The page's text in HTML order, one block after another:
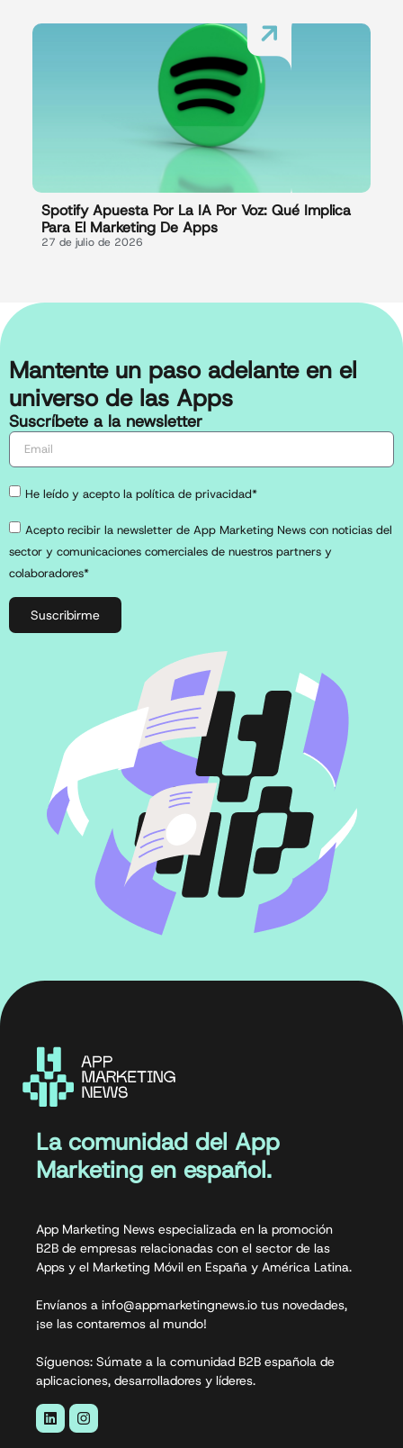
Spotify Apuesta Por La IA Por Voz: Qué Implica
Para El Marketing De Apps
27 de julio de 2026
Mantente un paso adelante en el
universo de las Apps
Suscríbete a la newsletter
He leído y acepto la política de privacidad*
Acepto recibir la newsletter de App Marketing News con noticias del
sector y comunicaciones comerciales de nuestros partners y
colaboradores*
Suscribirme
La comunidad del App
Marketing en español.
App Marketing News especializada en la promoción
B2B de empresas relacionadas con el sector de las
Apps y el Marketing Móvil en España y América Latina.
Envíanos a info@appmarketingnews.io tus novedades,
¡se las contaremos al mundo!
Síguenos: Súmate a la comunidad B2B española de
aplicaciones, desarrolladores y líderes.